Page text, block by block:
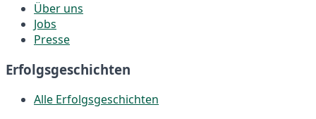
Über uns
Jobs
Presse
Erfolgsgeschichten
Alle Erfolgsgeschichten